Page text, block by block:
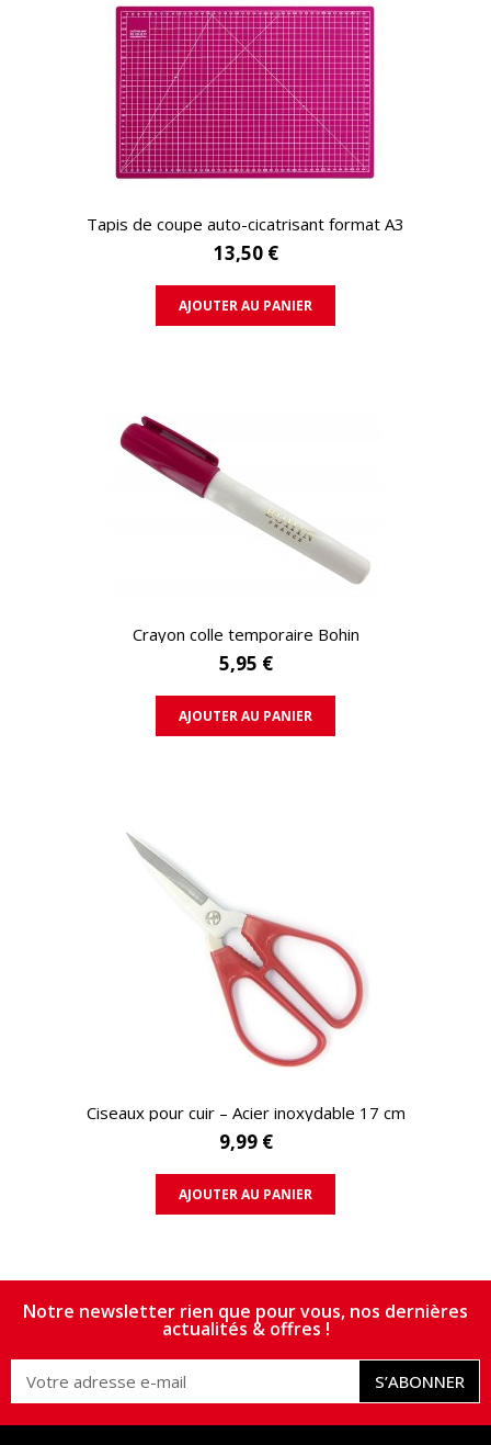
APERÇU RAPIDE
Tapis de coupe auto-cicatrisant format A3
13,50 €
AJOUTER AU PANIER
APERÇU RAPIDE
Crayon colle temporaire Bohin
5,95 €
AJOUTER AU PANIER
APERÇU RAPIDE
Ciseaux pour cuir – Acier inoxydable 17 cm
9,99 €
AJOUTER AU PANIER
Notre newsletter rien que pour vous, nos dernières
actualités & offres !
S’ABONNER